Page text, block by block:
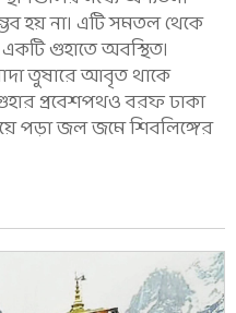
হয় না। এটি সমতল থেকে
গুহাতে অবস্থিত।
তুষারে আবৃত থাকে
প্রবেশপথও বরফ ঢাকা
পড়া জল জমে শিবলিঙ্গের